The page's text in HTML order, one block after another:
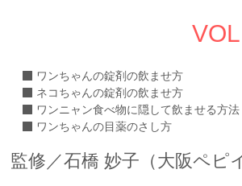
ワンちゃんの錠剤の飲ませ方
ネコちゃんの錠剤の飲ませ方
ワンニャン食べ物に隠して飲ませる方法
ワンちゃんの目薬のさし方
監修／石橋 妙子（大阪ペピ